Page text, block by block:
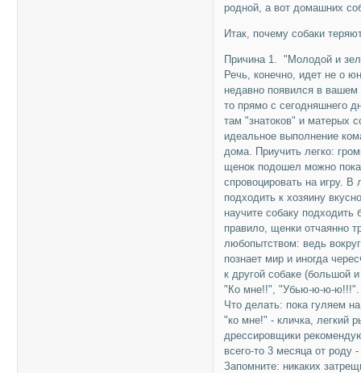
родной, а вот домашних
Итак, почему собаки
Причина 1. "Молодой и
Речь, конечно, идет не о
недавно появился в
то прямо с сегодняшнего
там "знатоков" и матерых
идеальное выполнение
дома. Приучить легко:
щенок подошел можно
спровоцировать на игру.
подходить к хозяину
научите собаку
правило, щенки отчаянно
любопытством: ведь
познает мир и иногда
к другой собаке (большой
"Ко мне!!", "Убью-ю-ю-ю!!!".
Что делать: пока гуляем
"ко мне!" - кличка, легкий
дрессировщики
всего-то 3 месяца от роду
Запомните: никаких